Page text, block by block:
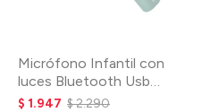
Micrófono Infantil con
luces Bluetooth Usb
Recargable - Verde
$ 1.947 $2.290